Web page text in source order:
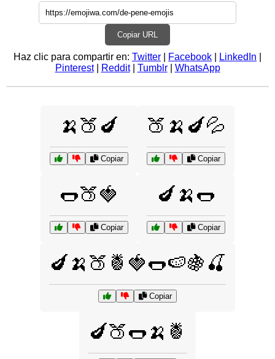
Copiar URL
Haz clic para compartir en: Twitter Facebook LinkedIn
Pinterest| Reddit| Tumblr| WhatsApp
🍌🍑🍆
Copiar
🍑🍌🍆💦
Copiar
🌭🍑🍓
Copiar
🍆🍌🌭
Copiar
🍆🍌🍑🍍🍓🌭🍉🍇🍒
Copiar
🍆🍑🌭🍌🍍